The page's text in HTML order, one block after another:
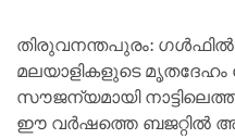
തിരുവനന്തപുരം: ഗൾഫിൽ
മലയാളികളുടെ മൃതദേഹം
സൗജന്യമായി
ഈ വര്‍ഷത്തെ ബജറ്റിൽ